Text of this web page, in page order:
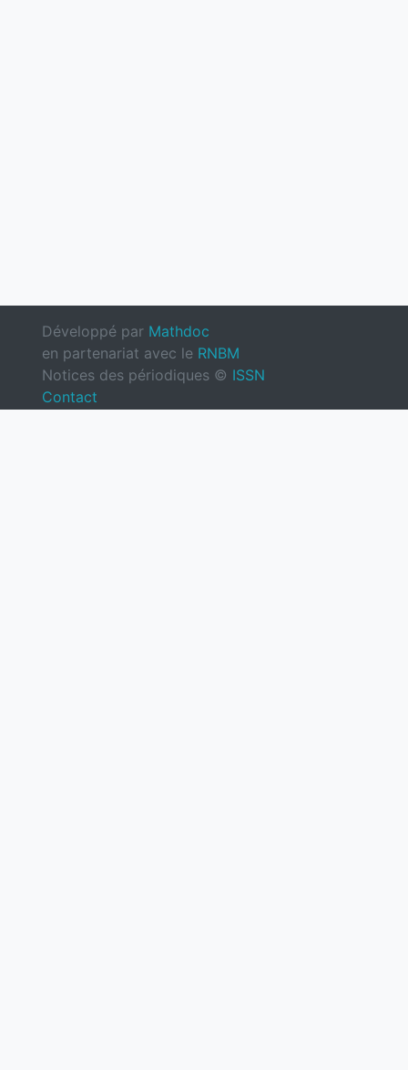
Développé par Mathdoc
en partenariat avec le RNBM
Notices des périodiques © ISSN
Contact